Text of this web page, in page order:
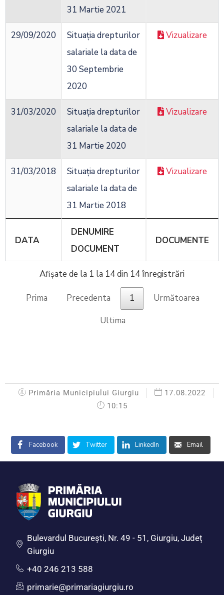
31 Martie 2021
29/09/2020
Situația drepturilor
salariale la data de
30 Septembrie
2020
Vizualizare
31/03/2020
Situația drepturilor
salariale la data de
31 Martie 2020
Vizualizare
31/03/2018
Situația drepturilor
salariale la data de
31 Martie 2018
Vizualizare
DATA
DENUMIRE
DOCUMENT
DOCUMENTE
Afișate de la 1 la 14 din 14 înregistrări
Prima Precedenta 1
Următoarea
Ultima
Primăria Municipiului Giurgiu
17.08.2022
10:15
Facebook Twitter LinkedIn Email
Bulevardul Bucureşti, Nr. 49 - 51, Giurgiu, Județ
Giurgiu
+40 246 213 588
primarie@primariagiurgiu.ro